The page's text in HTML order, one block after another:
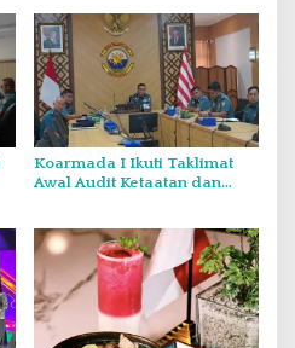
Koarmada I Ikuti Taklimat
Awal Audit Ketaatan dan